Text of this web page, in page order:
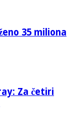
35 miliona
Za četiri